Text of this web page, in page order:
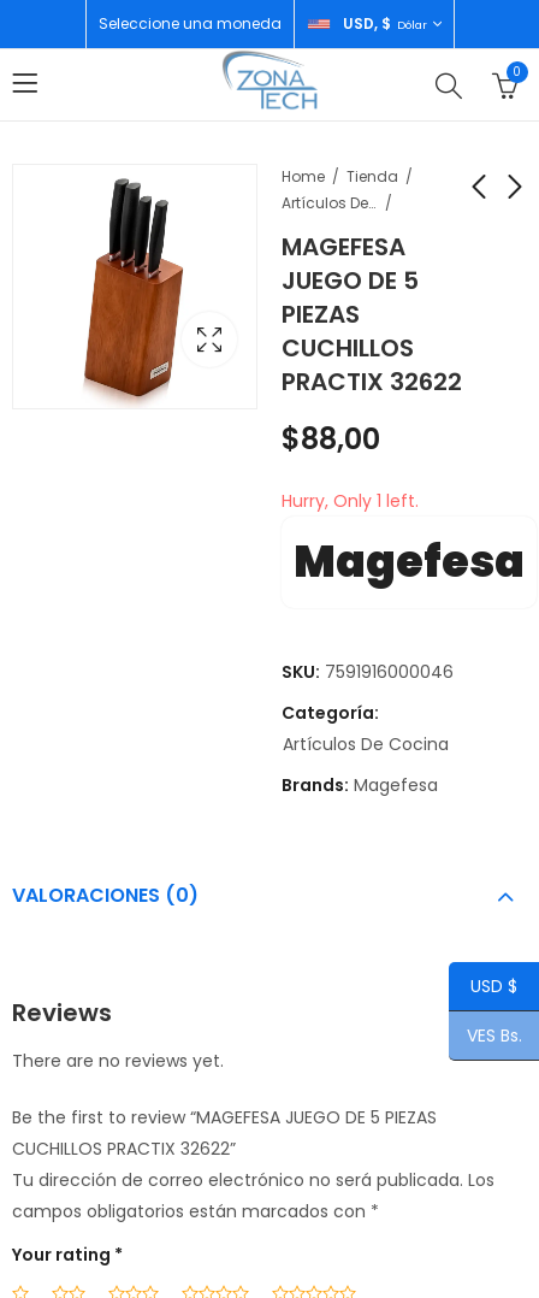
Seleccione una moneda USD, $ Dólar
0
Home
Tienda
Artículos De Cocina
MAGEFESA
JUEGO DE 5
PIEZAS
CUCHILLOS
PRACTIX 32622
15LT SECOMOJADO
RCVC01
$55,00
30 CM BASIC 15588
$88,00
Hurry, Only 1 left.
Magefesa
SKU: 7591916000046
Categoría:
Artículos De Cocina
Brands: Magefesa
VALORACIONES (0)
Reviews
There are no reviews yet.
Be the first to review “MAGEFESA JUEGO DE 5 PIEZAS
CUCHILLOS PRACTIX 32622”
Tu dirección de correo electrónico no será publicada. Los
campos obligatorios están marcados con *
Your rating *
USD $
VES Bs.